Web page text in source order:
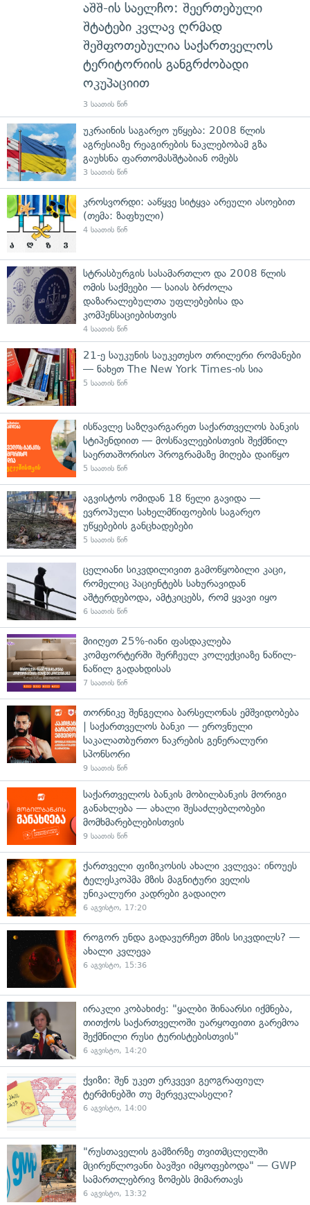
აშშ-ის საელჩო: შეერთებული
შტატები კვლავ ღრმად
შეშფოთებულია საქართველოს
ტერიტორიის განგრძობადი
ოკუპაციით
3 საათის წინ
უკრაინის საგარეო უწყება: 2008 წლის
აგრესიაზე რეაგირების ნაკლებობამ გზა
გაუხსნა ფართომასშტაბიან ომებს
3 საათის წინ
კროსვორდი: ააწყვე სიტყვა არეული ასოებით
(თემა: ზაფხული)
4 საათის წინ
სტრასბურგის სასამართლო და 2008 წლის
ომის საქმეები — საიას ბრძოლა
დაზარალებულთა უფლებებისა და
კომპენსაციებისთვის
4 საათის წინ
21-ე საუკუნის საუკეთესო თრილერი რომანები
— ნახეთ The New York Times-ის სია
5 საათის წინ
ისწავლე საზღვარგარეთ საქართველოს ბანკის
სტიპენდიით — მოსწავლეებისთვის შექმნილ
საერთაშორისო პროგრამაზე მიღება დაიწყო
5 საათის წინ
აგვისტოს ომიდან 18 წელი გავიდა —
ევროპული სახელმწიფოების საგარეო
უწყებების განცხადებები
5 საათის წინ
ცელიანი სიკვდილივით გამოწყობილი კაცი,
რომელიც პაციენტებს სახურავიდან
აშტერდებოდა, ამტკიცებს, რომ ყვავი იყო
6 საათის წინ
მიიღეთ 25%-იანი ფასდაკლება
კომფორტერში შერჩეულ კოლექციაზე ნაწილ-
ნაწილ გადახდისას
7 საათის წინ
თორნიკე შენგელია ბარსელონას ემშვიდობება
| საქართველოს ბანკი — ეროვნული
საკალათბურთო ნაკრების გენერალური
სპონსორი
9 საათის წინ
საქართველოს ბანკის მობილბანკის მორიგი
განახლება — ახალი შესაძლებლობები
მომხმარებლებისთვის
9 საათის წინ
ქართველი ფიზიკოსის ახალი კვლევა: ინოუეს
ტელესკოპმა მზის მაგნიტური ველის
უნიკალური კადრები გადაიღო
6 აგვისტო, 17:20
როგორ უნდა გადავურჩეთ მზის სიკვდილს? —
ახალი კვლევა
6 აგვისტო, 15:36
ირაკლი კობახიძე: "ყალბი შინაარსი იქმნება,
თითქოს საქართველოში უარყოფითი გარემოა
შექმნილი რუსი ტურისტებისთვის"
6 აგვისტო, 14:20
ქვიზი: შენ უკეთ ერკვევი გეოგრაფიულ
ტერმინებში თუ მერვეკლასელი?
6 აგვისტო, 14:00
"რუსთაველის გამზირზე თვითმცლელში
მცირეწლოვანი ბავშვი იმყოფებოდა" — GWP
სამართლებრივ ზომებს მიმართავს
6 აგვისტო, 13:32